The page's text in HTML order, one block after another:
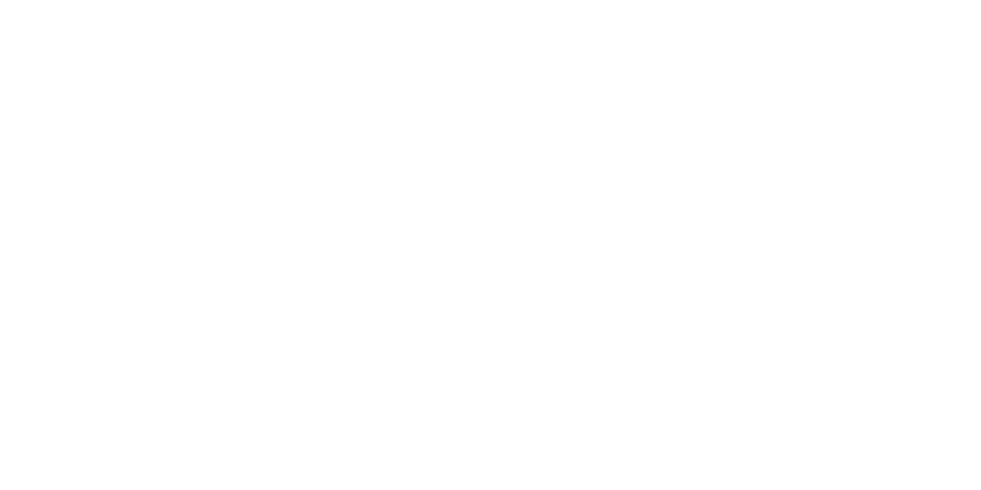
Jugendliche erforschen
“ von Salt Lake City in den USA über den großen
wollten die
Szintillatoren, erforschen. Szintillatoren fluoreszieren, wenn sie mit Teilchen wie Elektronen
“ aus Groningen in den
Jugendlichen Teilchenschauer aus Elektronen- und Positronenstrahlen. Ein Teilchenschauer
Elektronen oder Positronen mit einem Zielobjekt kollidieren und eine Vielzahl von neuen
wollten wissen, ob sie einen Unterschied zwischen den Streuungen aus der Materie und
können. Hiermit widmen sie sich einer der fundamentalsten Fragen der Physik, die sich damit